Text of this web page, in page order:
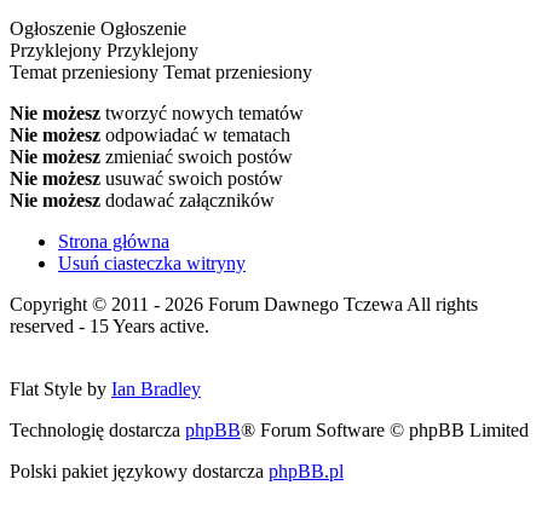
Ogłoszenie Ogłoszenie
Przyklejony Przyklejony
Temat przeniesiony Temat przeniesiony
Nie możesz tworzyć nowych tematów
Nie możesz odpowiadać w tematach
Nie możesz zmieniać swoich postów
Nie możesz usuwać swoich postów
Nie możesz dodawać załączników
Strona główna
Usuń ciasteczka witryny
Copyright © 2011 - 2026 Forum Dawnego Tczewa All rights
reserved - 15 Years active.
Flat Style by Ian Bradley
Technologię dostarcza phpBB® Forum Software © phpBB Limited
Polski pakiet językowy dostarcza phpBB.pl